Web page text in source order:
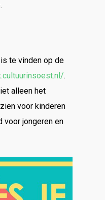
te vinden op de
.
alleen het
voor kinderen
voor jongeren en